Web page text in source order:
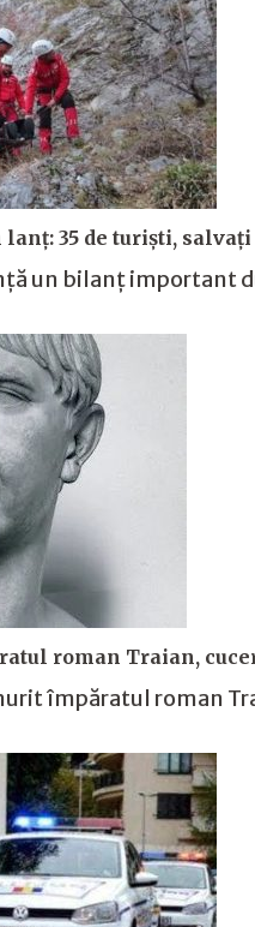
35 de turiști, salvați
un bilanț important
roman Traian,
împăratul roman